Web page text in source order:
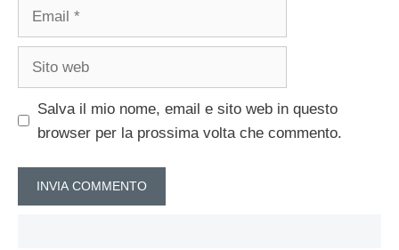
Salva il mio nome, email e sito web in questo
browser per la prossima volta che commento.